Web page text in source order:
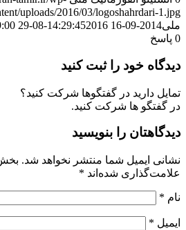
uploads/2016/03/logoshahrdari-1.jpg
ملی2014-09-16 14:29:45
2016-08-29 11:49:00
0 پاسخ
دیدگاه خود را ثبت کنید
تمایل دارید در گفتگوها شرکت کنید؟
در گفتگو ها شرکت کنید.
دیدگاهتان را بنویسید
نشانی ایمیل شما منتشر نخواهد شد.
علامت‌گذاری شده‌اند *
نام *
ایمیل *